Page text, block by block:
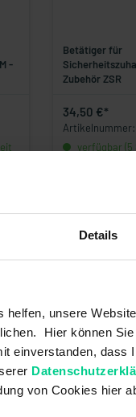
Details
helfen, unsere
Hier können
einverstanden, dass
von Cookies hier
-
Betätiger für
Zubehör ZSR
34,50 €*
Artikelnummer:
verfügbar